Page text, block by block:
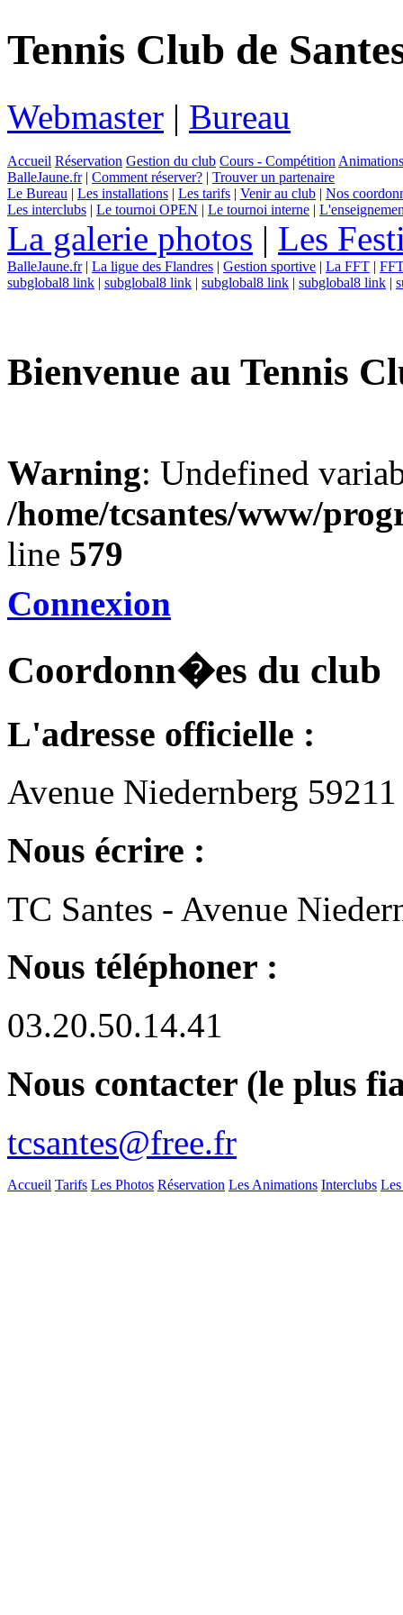
Tennis Club de
Webmaster | Bureau
Accueil Réservation Gestion du club Cours - Compétition Animations
BalleJaune.fr| Comment réserver? | Trouver un partenaire
Le Bureau | Les installations | Les tarifs | Venir au club | Nos
Les interclubs | Le tournoi OPEN | Le tournoi interne |
La galerie photos | Les
BalleJaune.fr| La ligue des Flandres | Gestion sportive | La FFT |
subglobal8 link | subglobal8 link | subglobal8 link | subglobal8 link |
Bienvenue au Tennis
Warning: Undefined
/home/tcsantes/www/
line 579
Connexion
Coordonn�es du club
L'adresse officielle :
Avenue Niedernberg 59211
Nous écrire :
TC Santes - Avenue
Nous téléphoner :
03.20.50.14.41
Nous contacter (le plus
tcsantes@free.fr
Accueil Tarifs Les Photos Réservation Les Animations Interclubs